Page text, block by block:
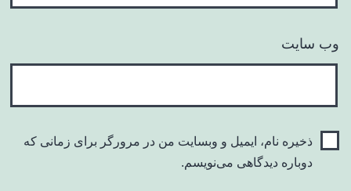
وب‌ سایت
ذخیره نام، ایمیل و وبسایت من در مرورگر برای زمانی که
دوباره دیدگاهی می‌نویسم.